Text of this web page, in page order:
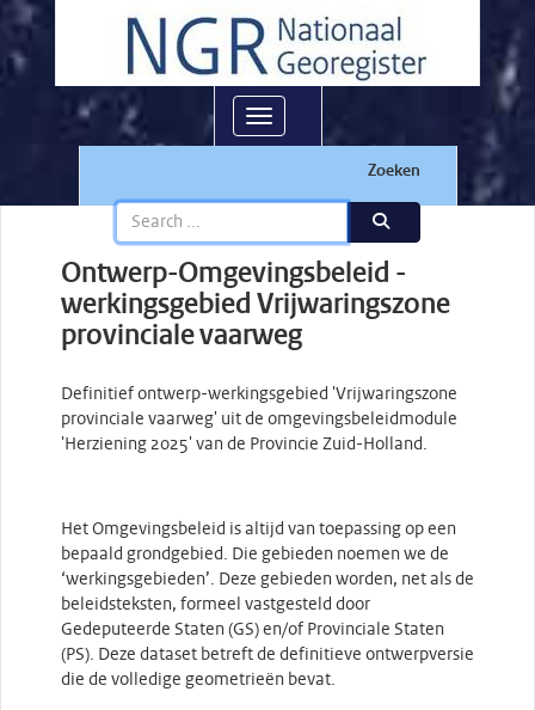
Toggle navigation
Zoeken
Ontwerp-Omgevingsbeleid -
werkingsgebied Vrijwaringszone
provinciale vaarweg
Definitief ontwerp-werkingsgebied 'Vrijwaringszone
provinciale vaarweg' uit de omgevingsbeleidmodule
'Herziening 2025' van de Provincie Zuid-Holland.
Het Omgevingsbeleid is altijd van toepassing op een
bepaald grondgebied. Die gebieden noemen we de
‘werkingsgebieden’. Deze gebieden worden, net als de
beleidsteksten, formeel vastgesteld door
Gedeputeerde Staten (GS) en/of Provinciale Staten
(PS). Deze dataset betreft de definitieve ontwerpversie
die de volledige geometrieën bevat.